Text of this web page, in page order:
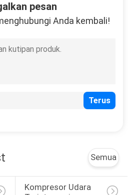
pesan
Anda kembali!
Semua
Kompresor Udara